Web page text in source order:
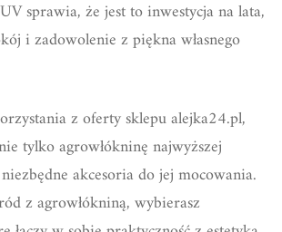
sprawia, że jest to inwestycja na lata,
i zadowolenie z piękna własnego
z oferty sklepu alejka24.pl,
tylko agrowłókninę najwyższej
akcesoria do jej mocowania.
z agrowłókniną, wybierasz